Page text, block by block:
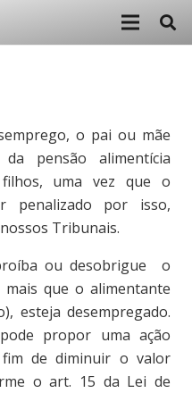
o pai ou mãe
pensão alimentícia
uma vez que o
penalizado por isso,
Tribunais.
ou desobrigue o
que o alimentante
esteja desempregado.
propor uma ação
de diminuir o valor
o art. 15 da Lei de